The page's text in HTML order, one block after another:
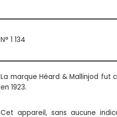
N° 1 134
La marque Héard & Mallinjod fut
en 1923.
Cet appareil, sans aucune